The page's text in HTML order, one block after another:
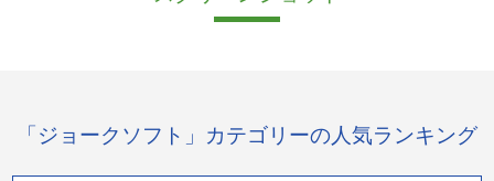
「ジョークソフト」カテゴリーの人気ランキング